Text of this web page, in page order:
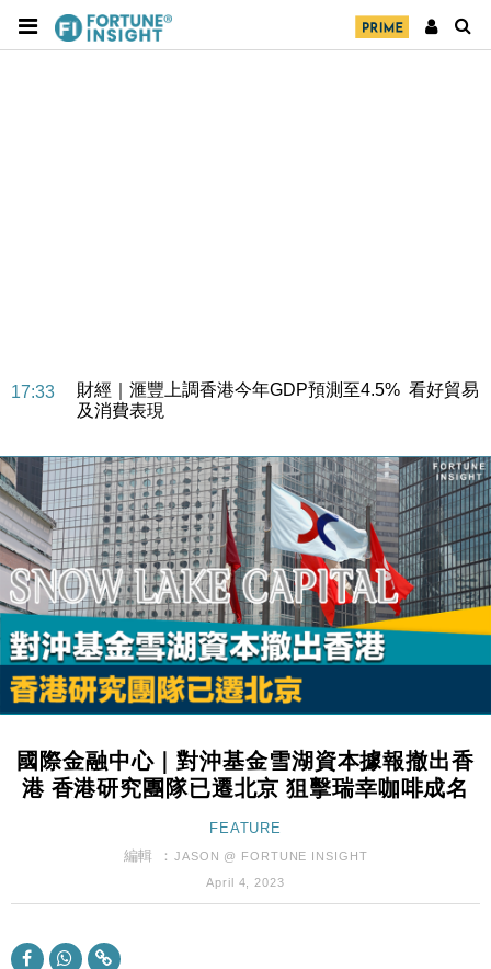
17:33
財經｜滙豐上調香港今年GDP預測至4.5% 看好貿易
及消費表現
損失近6900萬元
16:05
財經｜日經失守6.5萬點後回穩 全周仍升近2%
15:47
財經｜恒隆10月換帥 玩具「反」斗城亞洲CEO蔡德
粦接任
15:11
財經｜韓股反覆波動收跌 連挫7周創逾3年最長跌勢
13:44
財經｜內地7月美元計價出口增近24%勝預期 貿易順
差達1125億美元
12:44
財經｜日本春季三度入市撐日圓 4月單日斥6.28萬億
11:12
國際｜特朗普料美伊戰事快結束 承認部分彈藥庫存緊
張
財經｜SA售股自救後再出手 斥4億美元押注未上市公
財經｜華僑銀行上半年淨利創新高 中期息增15%至
47仙
17:33
及消費表現
國際金融中心｜對沖基金雪湖資本據報撤出香
港 香港研究團隊已遷北京 狙擊瑞幸咖啡成名
FEATURE
編輯 ：JASON @ FORTUNE INSIGHT
April 4, 2023